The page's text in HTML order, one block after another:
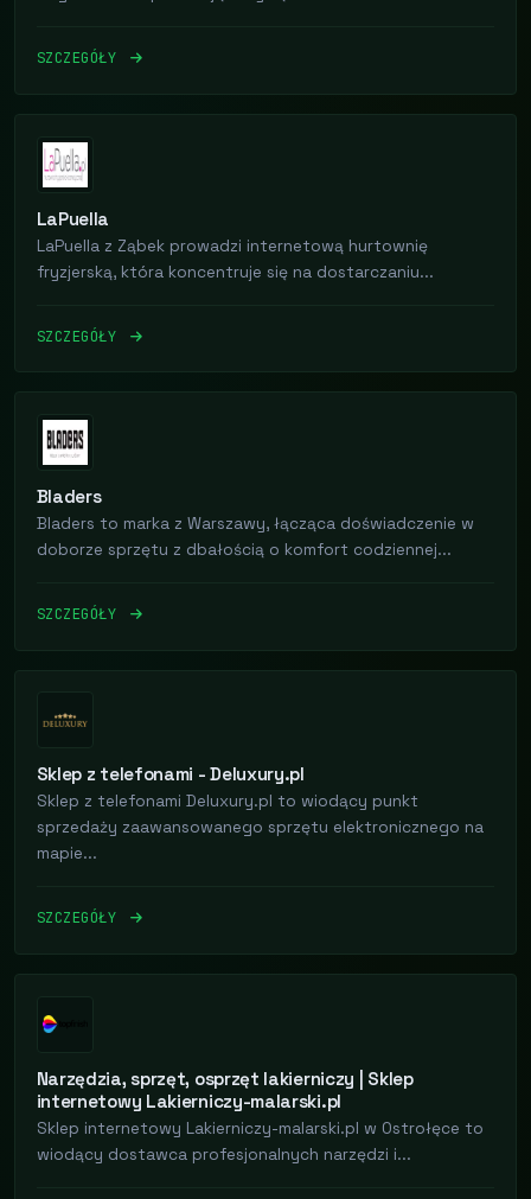
SZCZEGÓŁY
LaPuella
LaPuella z Ząbek prowadzi internetową hurtownię
fryzjerską, która koncentruje się na dostarczaniu...
SZCZEGÓŁY
Bladers
Bladers to marka z Warszawy, łącząca doświadczenie w
doborze sprzętu z dbałością o komfort codziennej...
SZCZEGÓŁY
Sklep z telefonami - Deluxury.pl
Sklep z telefonami Deluxury.pl to wiodący punkt
sprzedaży zaawansowanego sprzętu elektronicznego na
mapie...
SZCZEGÓŁY
Narzędzia, sprzęt, osprzęt lakierniczy | Sklep
internetowy Lakierniczy-malarski.pl
Sklep internetowy Lakierniczy-malarski.pl w Ostrołęce to
wiodący dostawca profesjonalnych narzędzi i...